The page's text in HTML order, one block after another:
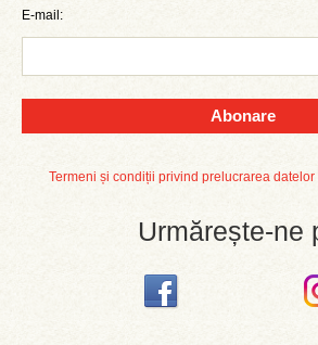
E-mail:
Abonare
Termeni și condiții privind prelucrarea datelor
Urmărește-ne